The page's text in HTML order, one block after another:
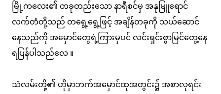
မြို့ကလေး၏ တခုတည်းသော နာရီစင်မှ အနုမြူရောင်
လက်တံတို့သည် တရွေ့ရွေ့ဖြင့် အချိန်တခုကို သယ်ဆောင်
နေသည်ကို အမှောင်တွေရဲ့ကြားမှပင် လင်းရှင်းစွာမြင်တွေ့နေ
ရပြန်ပါသည်လေ ။
သံလမ်းတို့၏ ဟိုမှာဘက်အမှောင်ထုအတွင်း၌ အစာလုရင်း